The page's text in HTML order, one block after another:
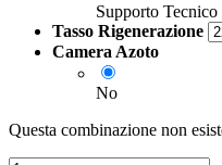
Supporto
Tasso Rigenerazione
Camera Azoto
No
Questa combinazione non